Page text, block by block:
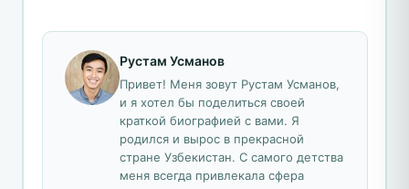
Рустам Усманов
Привет! Меня зовут Рустам Усманов,
и я хотел бы поделиться своей
краткой биографией с вами. Я
родился и вырос в прекрасной
стране Узбекистан. С самого детства
меня всегда привлекала сфера